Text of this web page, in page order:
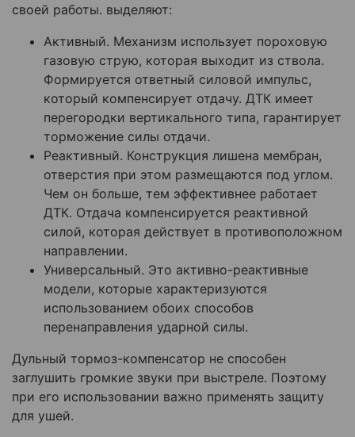
своей работы. выделяют:
Активный. Механизм использует пороховую
газовую струю, которая выходит из ствола.
Формируется ответный силовой импульс,
который компенсирует отдачу. ДТК имеет
перегородки вертикального типа, гарантирует
торможение силы отдачи.
Реактивный. Конструкция лишена мембран,
отверстия при этом размещаются под углом.
Чем он больше, тем эффективнее работает
ДТК. Отдача компенсируется реактивной
силой, которая действует в противоположном
направлении.
Универсальный. Это активно-реактивные
модели, которые характеризуются
использованием обоих способов
перенаправления ударной силы.
Дульный тормоз-компенсатор не способен
заглушить громкие звуки при выстреле. Поэтому
при его использовании важно применять защиту
для ушей.